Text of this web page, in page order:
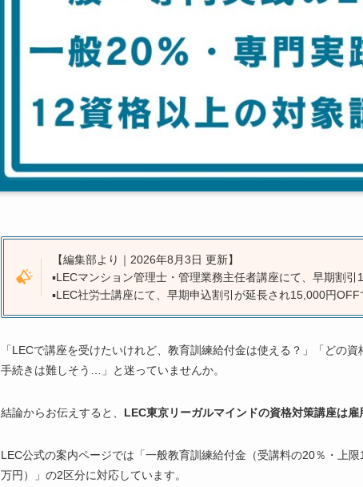
【編集部より｜2026年8月3日 更新】
▪️LECマンション管理士・管理業務主任者講座にて、早期割引
▪️LEC社労士講座にて、早期申込割引が延長され15,000円OFF
「LECで講座を受けたいけれど、教育訓練給付金は使える？」「どの
手続きは難しそう…」と迷っていませんか。
結論からお伝えすると、 LEC東京リーガルマインドの資格対策講座は
LEC公式の案内ページでは「一般教育訓練給付金（受講料の20％・上
万円）」の2区分に対応しています。